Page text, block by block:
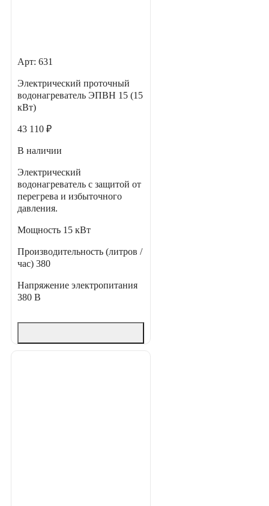
Арт: 631
Электрический проточный
водонагреватель ЭПВН 15 (15
кВт)
43 110 ₽
В наличии
Электрический
водонагреватель с защитой от
перегрева и избыточного
давления.
Мощность 15 кВт
Производительность (литров /
час) 380
Напряжение электропитания
380 В